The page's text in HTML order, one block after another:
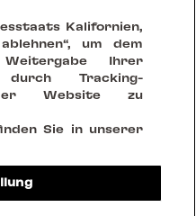
reinvent being together
Kalifornien,
um dem
Ihrer
Tracking-
Website zu
Sie in unserer